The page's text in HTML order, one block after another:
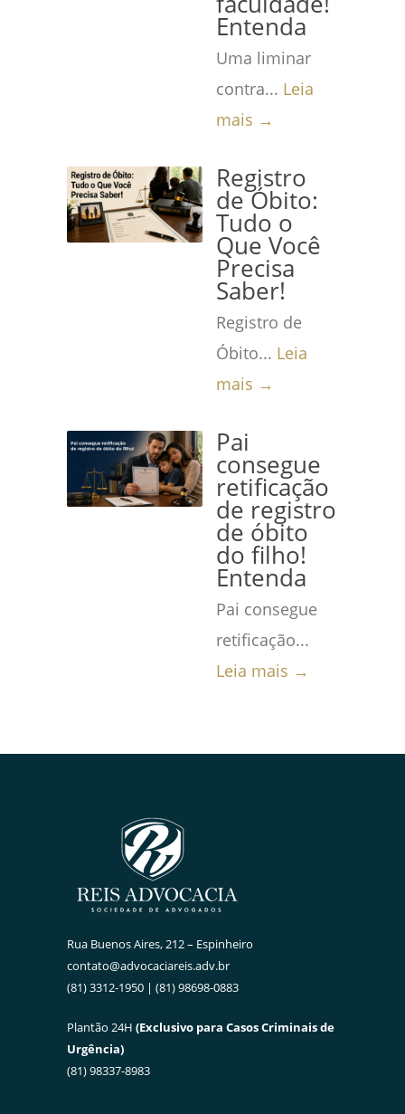
Entenda
Uma liminar
contra... Leia
mais →
Registro
de Óbito:
Tudo o
Que Você
Precisa
Saber!
Registro de
Óbito... Leia
mais →
Pai
consegue
retificação
de registro
de óbito
do filho!
Entenda
Pai consegue
retificação...
Leia mais →
Rua Buenos Aires, 212 – Espinheiro
contato@advocaciareis.adv.br
(81) 3312-1950 | (81) 98698-0883
Plantão 24H (Exclusivo para Casos Criminais de
Urgência)
(81) 98337-8983